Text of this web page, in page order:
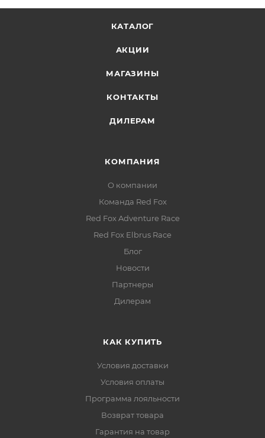
КАТАЛОГ
АКЦИИ
МАГАЗИНЫ
КОНТАКТЫ
ДИЛЕРАМ
КОМПАНИЯ
О компании
Команда Red Fox
Red Fox Adventure Race
Red Fox Elbrus Race
Блог
Новости
Партнеры
Дилерам
КАК КУПИТЬ
Условия доставки
Условия оплаты
Программа лояльности
Возврат товара
Гарантия на товар